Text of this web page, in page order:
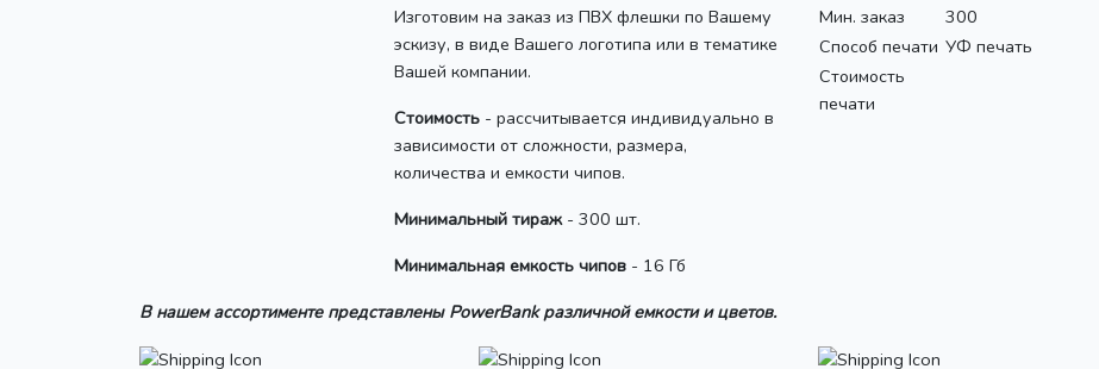
Изготовим на заказ из ПВХ флешки по Вашему
эскизу, в виде Вашего логотипа или в тематике
Вашей компании.
Стоимость - рассчитывается индивидуально в
зависимости от сложности, размера,
количества и емкости чипов.
Минимальный тираж- 300 шт.
Минимальная емкость чипов - 16 Гб
Мин. заказ
300
Способ печати УФ печать
Стоимость
печати
В нашем ассортименте представлены PowerBank различной емкости и цветов.